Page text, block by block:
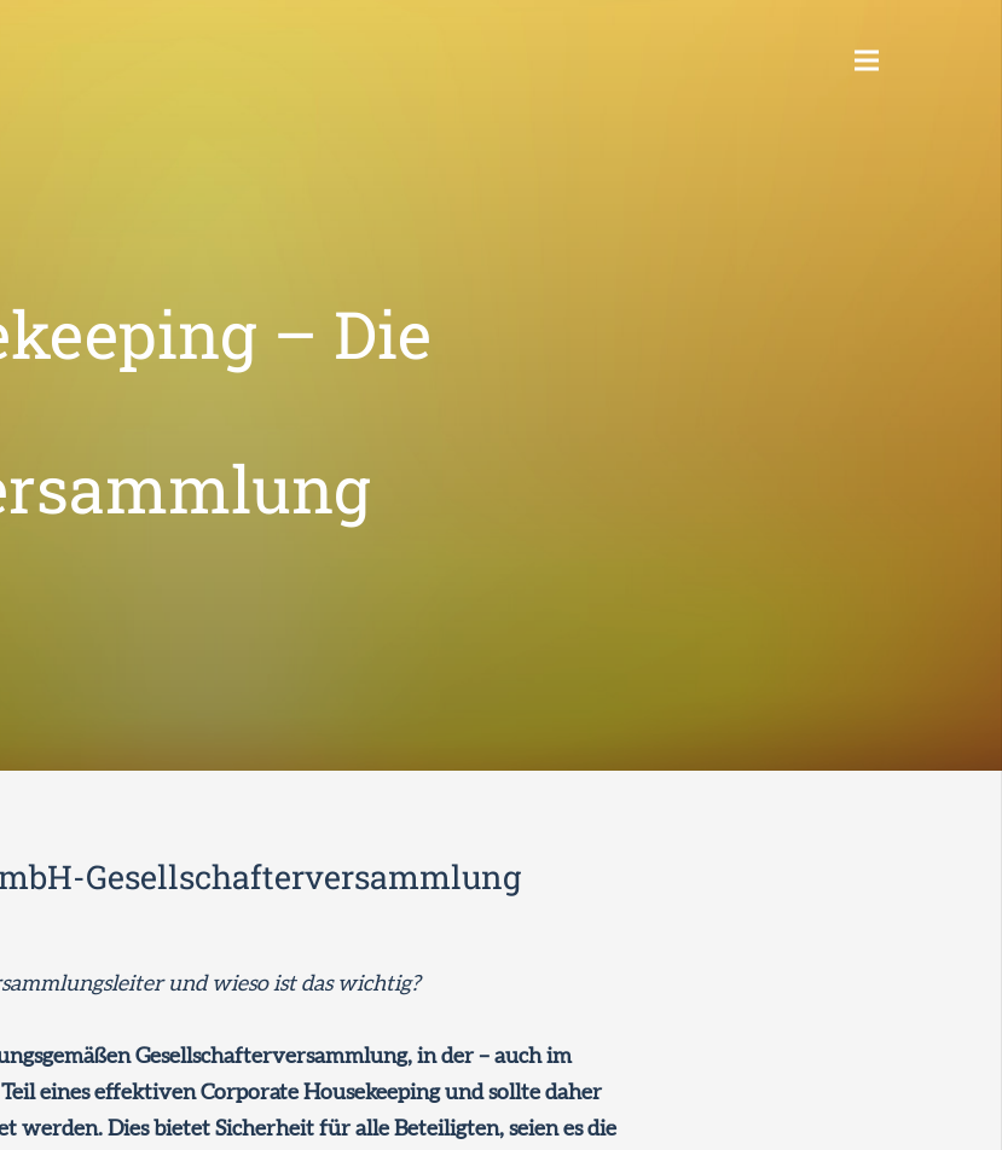
– Die
Gesellschafterversammlung
und wieso ist das wichtig?
Gesellschafterversammlung, in der – auch im
eines effektiven Corporate Housekeeping und sollte daher
Dies bietet Sicherheit für alle Beteiligten, seien es die